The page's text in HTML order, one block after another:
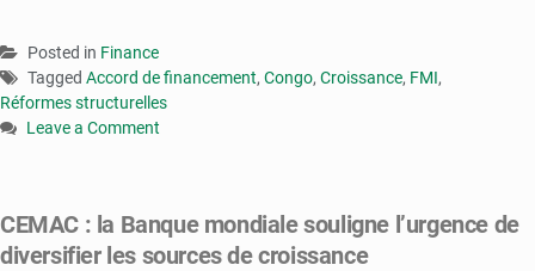
Posted in Finance
Tagged Accord de financement, Congo, Croissance, FMI,
Réformes structurelles
Leave a Comment
vers
nouvel
CEMAC : la Banque mondiale souligne l’urgence de
diversifier les sources de croissance